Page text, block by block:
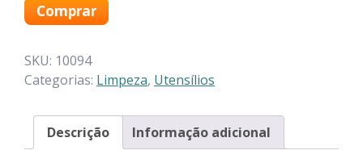
Comprar
SKU: 10094
Categorias: Limpeza, Utensílios
Descrição Informação adicional